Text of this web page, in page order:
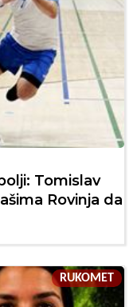
Tomislav
Rovinja da
RUKOMET